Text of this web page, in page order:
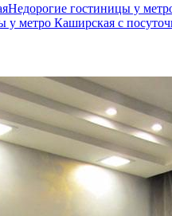
Недорогие гостиницы у
у метро Каширская c